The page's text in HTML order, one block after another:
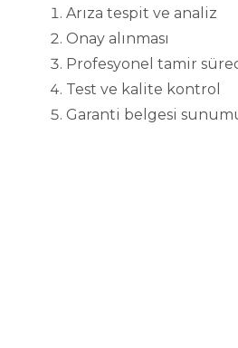
Arıza tespit ve analiz
Onay alınması
Profesyonel tamir
Test ve kalite kontrol
Garanti belgesi